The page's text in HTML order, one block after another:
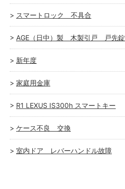
スマートロック 不具合
AGE（日中）製 木製引戸 戸先錠
新年度
家庭用金庫
R1 LEXUS IS300h スマートキー
ケース不良 交換
室内ドア レバーハンドル故障